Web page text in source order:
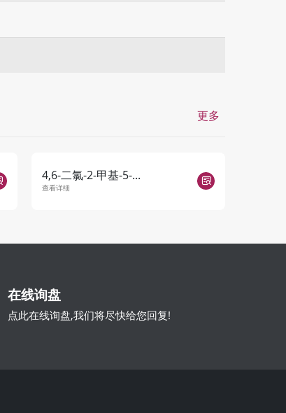
更多
4,6-二氯-2-甲基-5-...
查看详细
在线询盘
点此在线询盘,我们将尽快给您回复!